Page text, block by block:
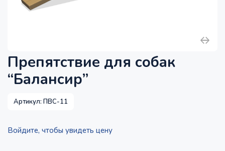
Препятствие для собак
“Балансир”
Артикул:ПВС-11
Войдите, чтобы увидеть цену